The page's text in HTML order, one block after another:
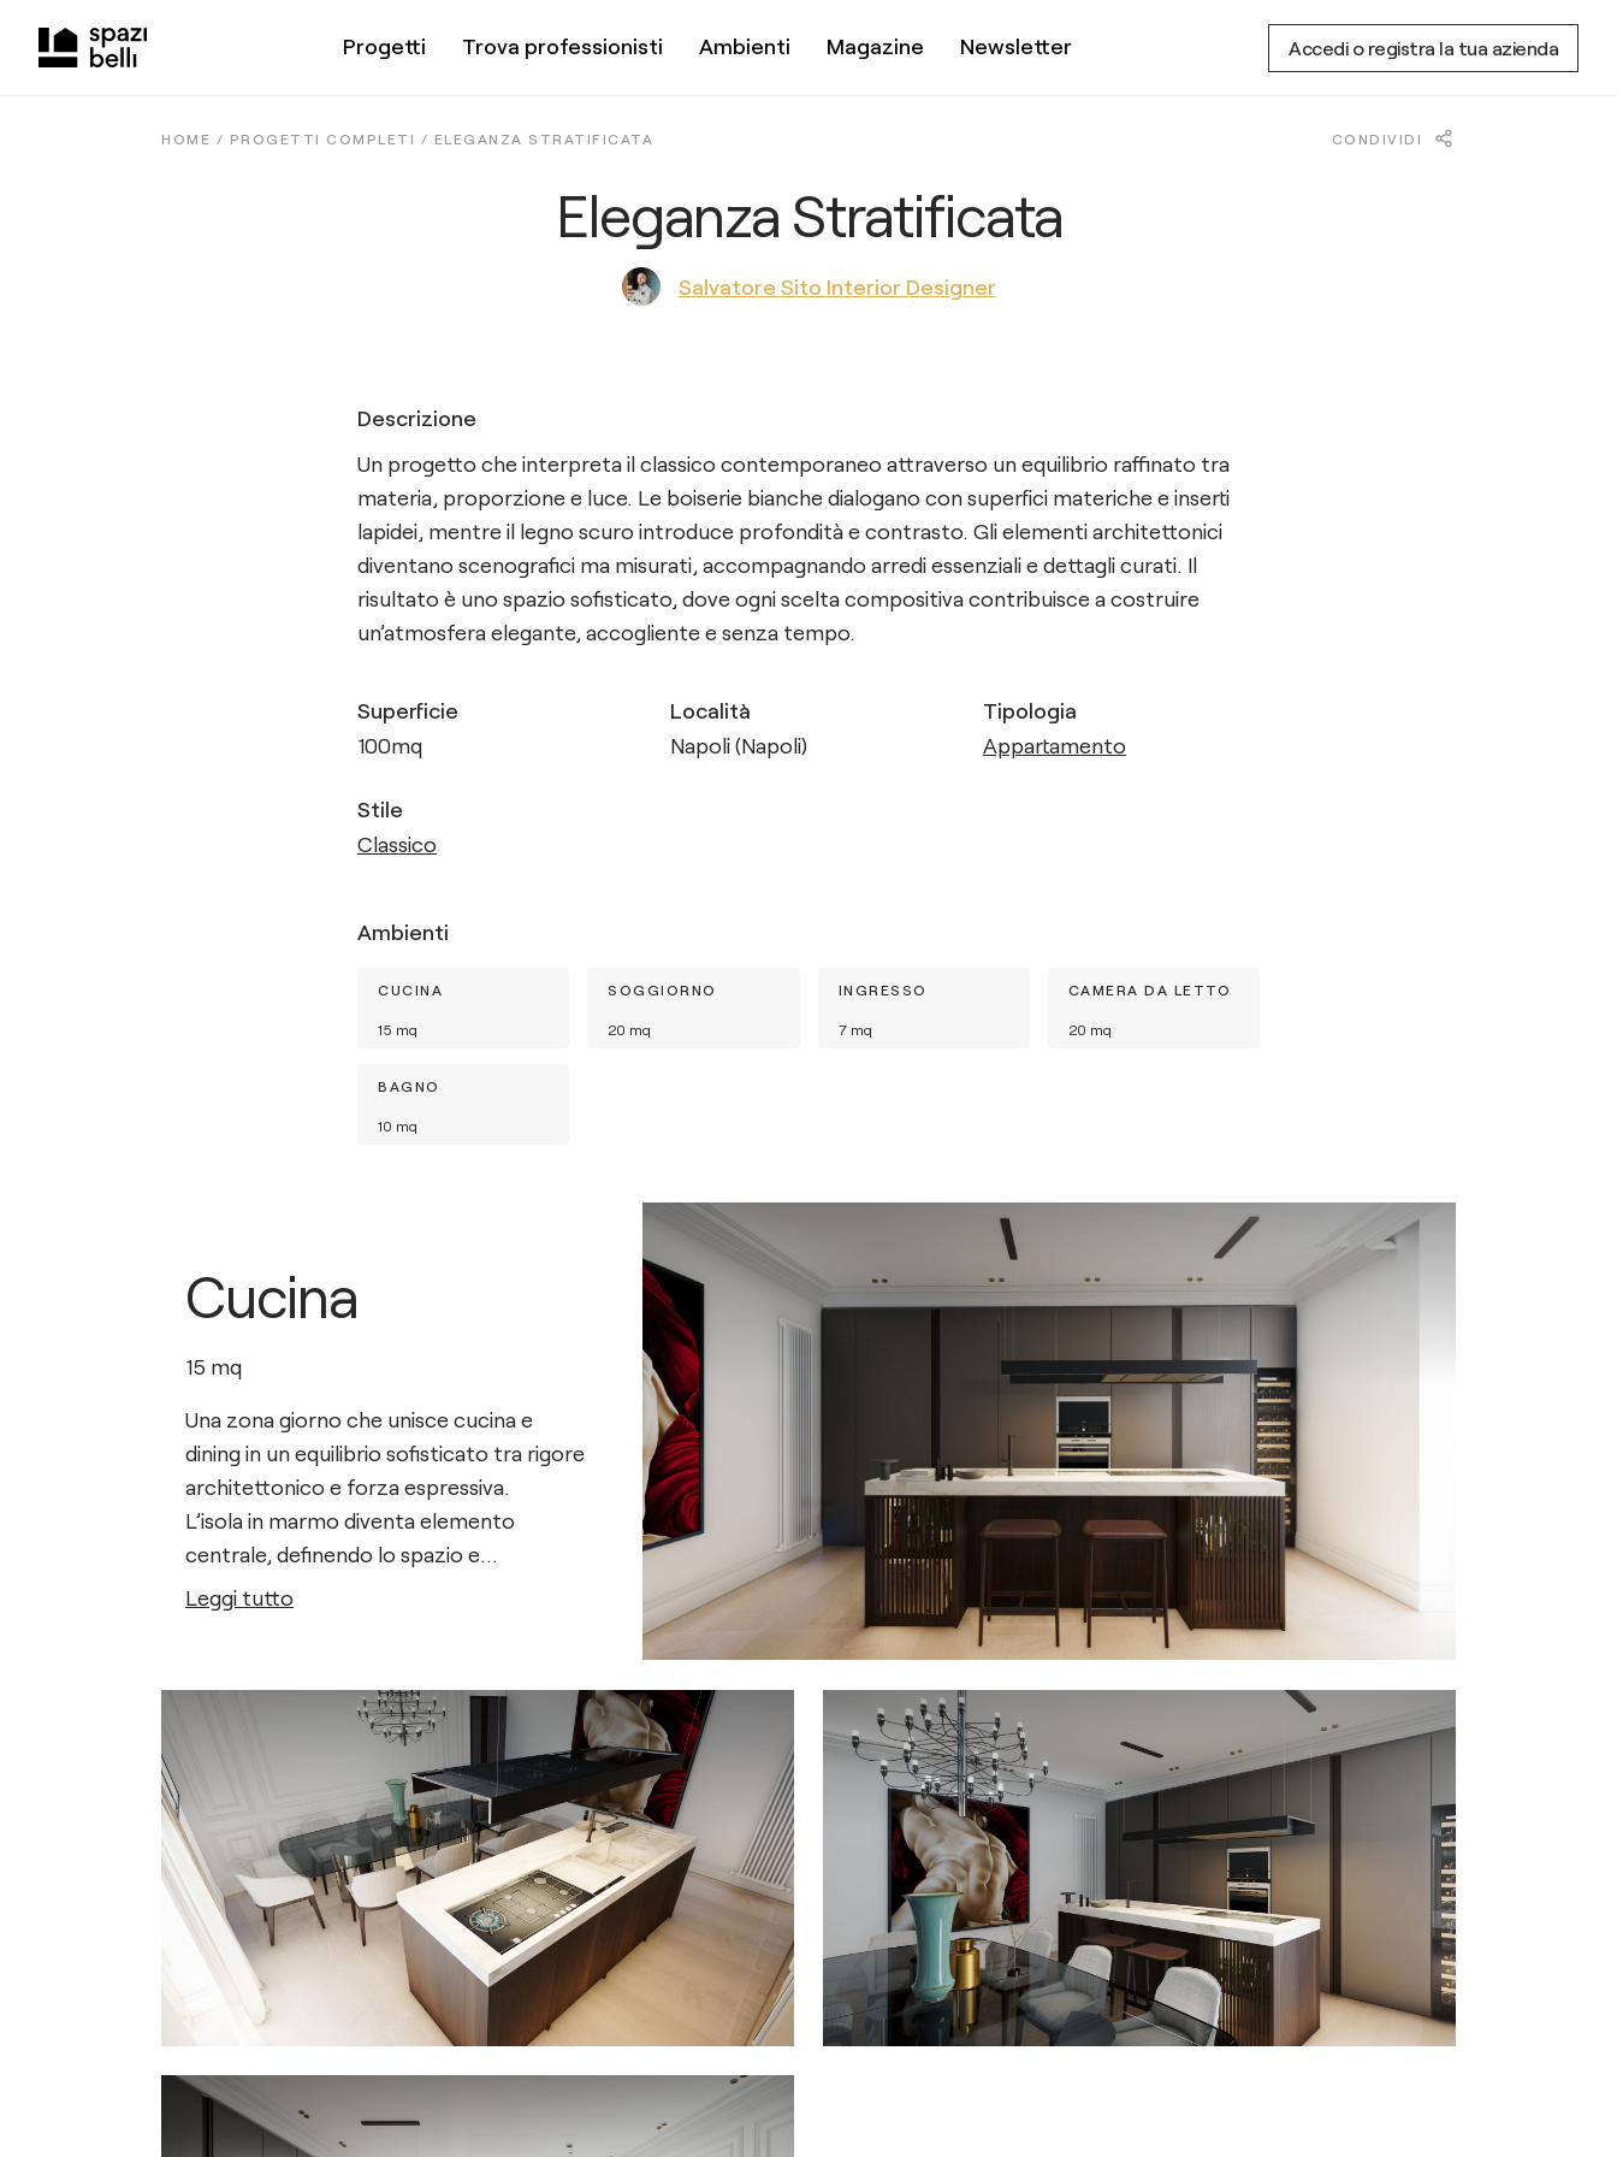
Progetti Trova professionisti Ambienti Magazine Newsletter Accedi o registra la tua azienda
HOME / PROGETTI COMPLETI / ELEGANZA STRATIFICATA CONDIVIDI
Eleganza Stratificata
Salvatore Sito Interior Designer
Descrizione
Un progetto che interpreta il classico contemporaneo attraverso un equilibrio raffinato tra
materia, proporzione e luce. Le boiserie bianche dialogano con superfici materiche e inserti
lapidei, mentre il legno scuro introduce profondità e contrasto. Gli elementi architettonici
diventano scenografici ma misurati, accompagnando arredi essenziali e dettagli curati. Il
risultato è uno spazio sofisticato, dove ogni scelta compositiva contribuisce a costruire
un’atmosfera elegante, accogliente e senza tempo.
Superficie
100mq
Località
Napoli (Napoli)
Tipologia
Appartamento
Stile
Classico
Ambienti
CUCINA
15 mq
SOGGIORNO
20 mq
INGRESSO
7mq
CAMERA DA LETTO
20 mq
BAGNO
10 mq
Cucina
15 mq
Una zona giorno che unisce cucina e
dining in un equilibrio sofisticato tra rigore
architettonico e forza espressiva.
L’isola in marmo diventa elemento
centrale, definendo lo spazio e
dialogando con le superfici scure e
alleggerisce il volume, mentre
l’illuminazione sospesa enfatizza la
Leggi tutto